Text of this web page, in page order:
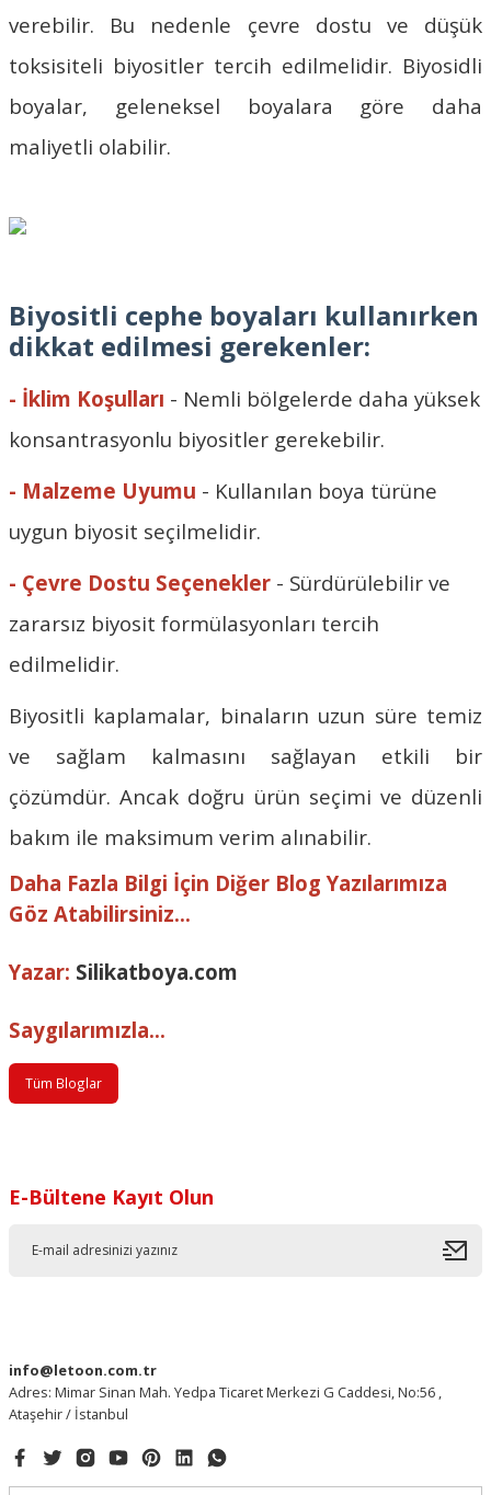
verebilir. Bu nedenle çevre dostu ve düşük
toksisiteli biyositler tercih edilmelidir. Biyosidli
boyalar, geleneksel boyalara göre daha
maliyetli olabilir.
Biyositli cephe boyaları kullanırken
dikkat edilmesi gerekenler:
- İklim Koşulları - Nemli bölgelerde daha yüksek
konsantrasyonlu biyositler gerekebilir.
- Malzeme Uyumu - Kullanılan boya türüne
uygun biyosit seçilmelidir.
- Çevre Dostu Seçenekler - Sürdürülebilir ve
zararsız biyosit formülasyonları tercih
edilmelidir.
Biyositli kaplamalar, binaların uzun süre temiz
ve sağlam kalmasını sağlayan etkili bir
çözümdür. Ancak doğru ürün seçimi ve düzenli
bakım ile maksimum verim alınabilir.
Daha Fazla Bilgi İçin Diğer Blog Yazılarımıza
Göz Atabilirsiniz...
Yazar: Silikatboya.com
Saygılarımızla...
Tüm Bloglar
E-Bültene Kayıt Olun
info@letoon.com.tr
Adres: Mimar Sinan Mah. Yedpa Ticaret Merkezi G Caddesi, No:56 ,
Ataşehir / İstanbul